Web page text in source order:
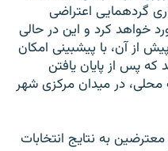
گردهمایی اعتراضی
خواهد کرد و این در حالی
از آن، با پیشبینی امکان
که پس از پایان یافتن
۸ شب به وقت محلی، در میدان مرکزی شهر
معترضین به نتایج انتخابات